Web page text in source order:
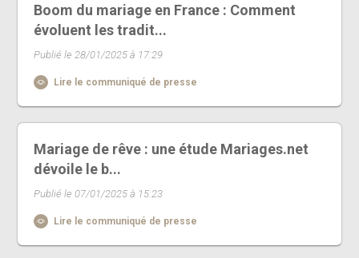
Boom du mariage en France : Comment
évoluent les tradit...
Publié le 28/01/2025 à 17:29
Lire le communiqué de presse
Mariage de rêve : une étude Mariages.net
dévoile le b...
Publié le 07/01/2025 à 15:23
Lire le communiqué de presse